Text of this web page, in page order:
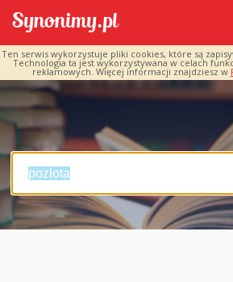
Ten serwis wykorzystuje pliki cookies, które są
Technologia ta jest wykorzystywana w celach
reklamowych. Więcej informacji znajdziesz w